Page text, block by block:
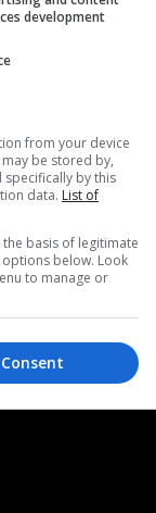
jakie w
i
development
from your device
be stored by,
specifically by this
data. List of
basis of legitimate
below. Look
to manage or
Consent